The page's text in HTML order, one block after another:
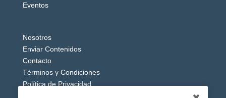
Eventos
Nosotros
Enviar Contenidos
Contacto
Términos y Condiciones
Política de Privacidad